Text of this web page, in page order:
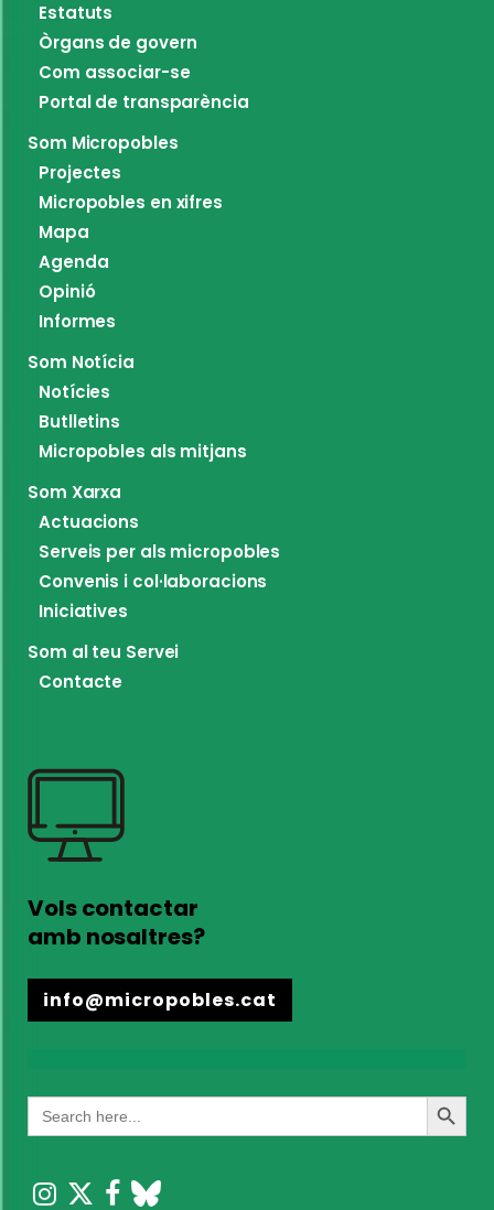
Estatuts
Òrgans de govern
Com associar-se
Portal de transparència
Som Micropobles
Projectes
Micropobles en xifres
Mapa
Agenda
Opinió
Informes
Som Notícia
Notícies
Butlletins
Micropobles als mitjans
Som Xarxa
Actuacions
Serveis per als micropobles
Convenis i col·laboracions
Iniciatives
Som al teu Servei
Contacte
Vols contactar
amb nosaltres?
info@micropobles.cat
Search
for:
Search
Button